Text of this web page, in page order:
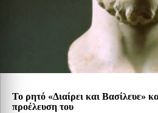
Το ρητό «Διαίρει και Βασίλευε»
προέλευση του